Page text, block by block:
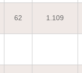
62 1.109